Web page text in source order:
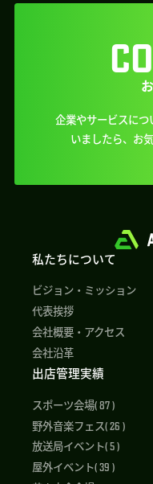
企業やサービスにつ
いましたら、 お
私たちについて
ビジョン・ミッション
代表挨拶
会社概要・アクセス
会社沿革
出店管理実績
スポーツ会場( 87 )
野外音楽フェス( 26 )
放送局イベント( 5 )
屋外イベント( 39 )